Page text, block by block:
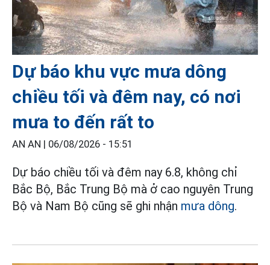
Dự báo khu vực mưa dông
chiều tối và đêm nay, có nơi
mưa to đến rất to
AN AN | 06/08/2026 - 15:51
Dự báo chiều tối và đêm nay 6.8, không chỉ
Bắc Bộ, Bắc Trung Bộ mà ở cao nguyên Trung
Bộ và Nam Bộ cũng sẽ ghi nhận mưa dông.